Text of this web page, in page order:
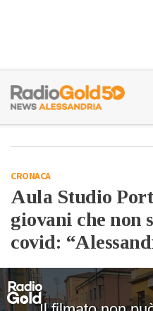
CRONACA
Aula Studio
giovani che non
covid: